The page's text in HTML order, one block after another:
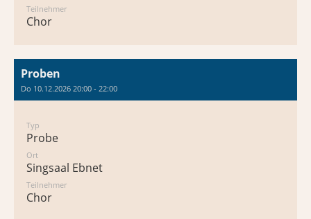
Teilnehmer
Chor
Proben
Do 10.12.2026 20:00 - 22:00
Typ
Probe
Ort
Singsaal Ebnet
Teilnehmer
Chor